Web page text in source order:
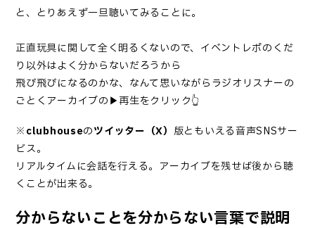
と、とりあえず一旦聴いてみることに。
正直玩具に関して全く明るくないので、イベントレポのくだ
り以外はよく分からないだろうから
飛び飛びになるのかな、なんて思いながらラジオリスナーの
ごとくアーカイブの▶再生をクリック👆
※clubhouseのツイッター（X） 版ともいえる音声SNSサー
ビス。
リアルタイムに会話を行える。アーカイブを残せば後から聴
くことが出来る。
分からないことを分からない言葉で説明